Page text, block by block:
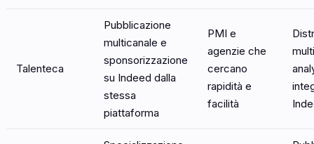
Talenteca
Pubblicazione
multicanale e
sponsorizzazione
su Indeed dalla
stessa
piattaforma
PMI e
agenzie che
cercano
rapidità e
facilità